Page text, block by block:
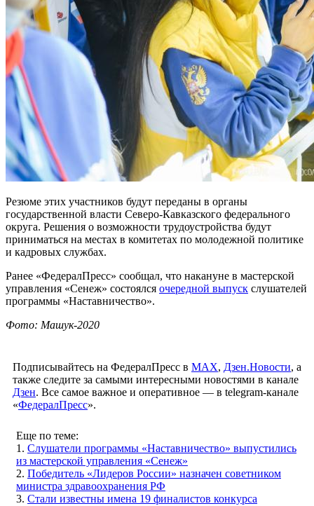
Резюме этих участников будут переданы в органы
государственной власти Северо-Кавказского федерального
округа. Решения о возможности трудоустройства будут
приниматься на местах в комитетах по молодежной политике
и кадровых службах.
Ранее «ФедералПресс» сообщал, что накануне в мастерской
управления «Сенеж» состоялся очередной выпуск слушателей
программы «Наставничество».
Фото: Машук-2020
Подписывайтесь на ФедералПресс в МАХ, Дзен.Новости, а
также следите за самыми интересными новостями в канале
Дзен. Все самое важное и оперативное — в telegram-канале
«ФедералПресс».
Еще по теме:
1. Слушатели программы «Наставничество» выпустились
из мастерской управления «Сенеж»
2. Победитель «Лидеров России» назначен советником
министра здравоохранения РФ
3. Стали известны имена 19 финалистов конкурса